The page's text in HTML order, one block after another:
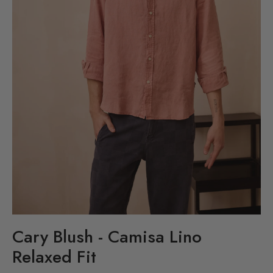
Cary Blush - Camisa Lino
Relaxed Fit